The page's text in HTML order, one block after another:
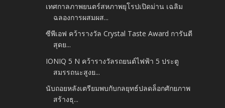
เทศกาลภาพยนตร์สหภาพยุโรปเปิดม่าน เฉลิม
ฉลองการผสมผส...
ซีพีเอฟ คว้ารางวัล Crystal Taste Award การันตี
สุดย...
IONIQ 5 N คว้ารางวัลรถยนต์ไฟฟ้า 5 ประตู
สมรรถนะสูงย...
นับถอยหลังเตรียมพบกับกลยุทธ์ปลดล็อกศักยภาพ
สร้างธุ...